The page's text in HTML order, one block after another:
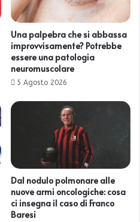
Una palpebra che si abbassa
improvvisamente? Potrebbe
essere una patologia
neuromuscolare
5 Agosto 2026
Dal nodulo polmonare alle
nuove armi oncologiche: cosa
ci insegna il caso di Franco
Baresi